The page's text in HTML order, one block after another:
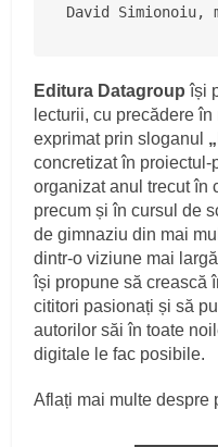
David
Editura Datagroup își
lecturii, cu precădere
exprimat prin sloganul
concretizat în
organizat anul trecut în
precum și în cursul de
de gimnaziu din mai
dintr-o viziune mai
își propune să crească
cititori pasionați și să
autorilor săi în toate
digitale le fac posibile.
Aflați mai multe despre